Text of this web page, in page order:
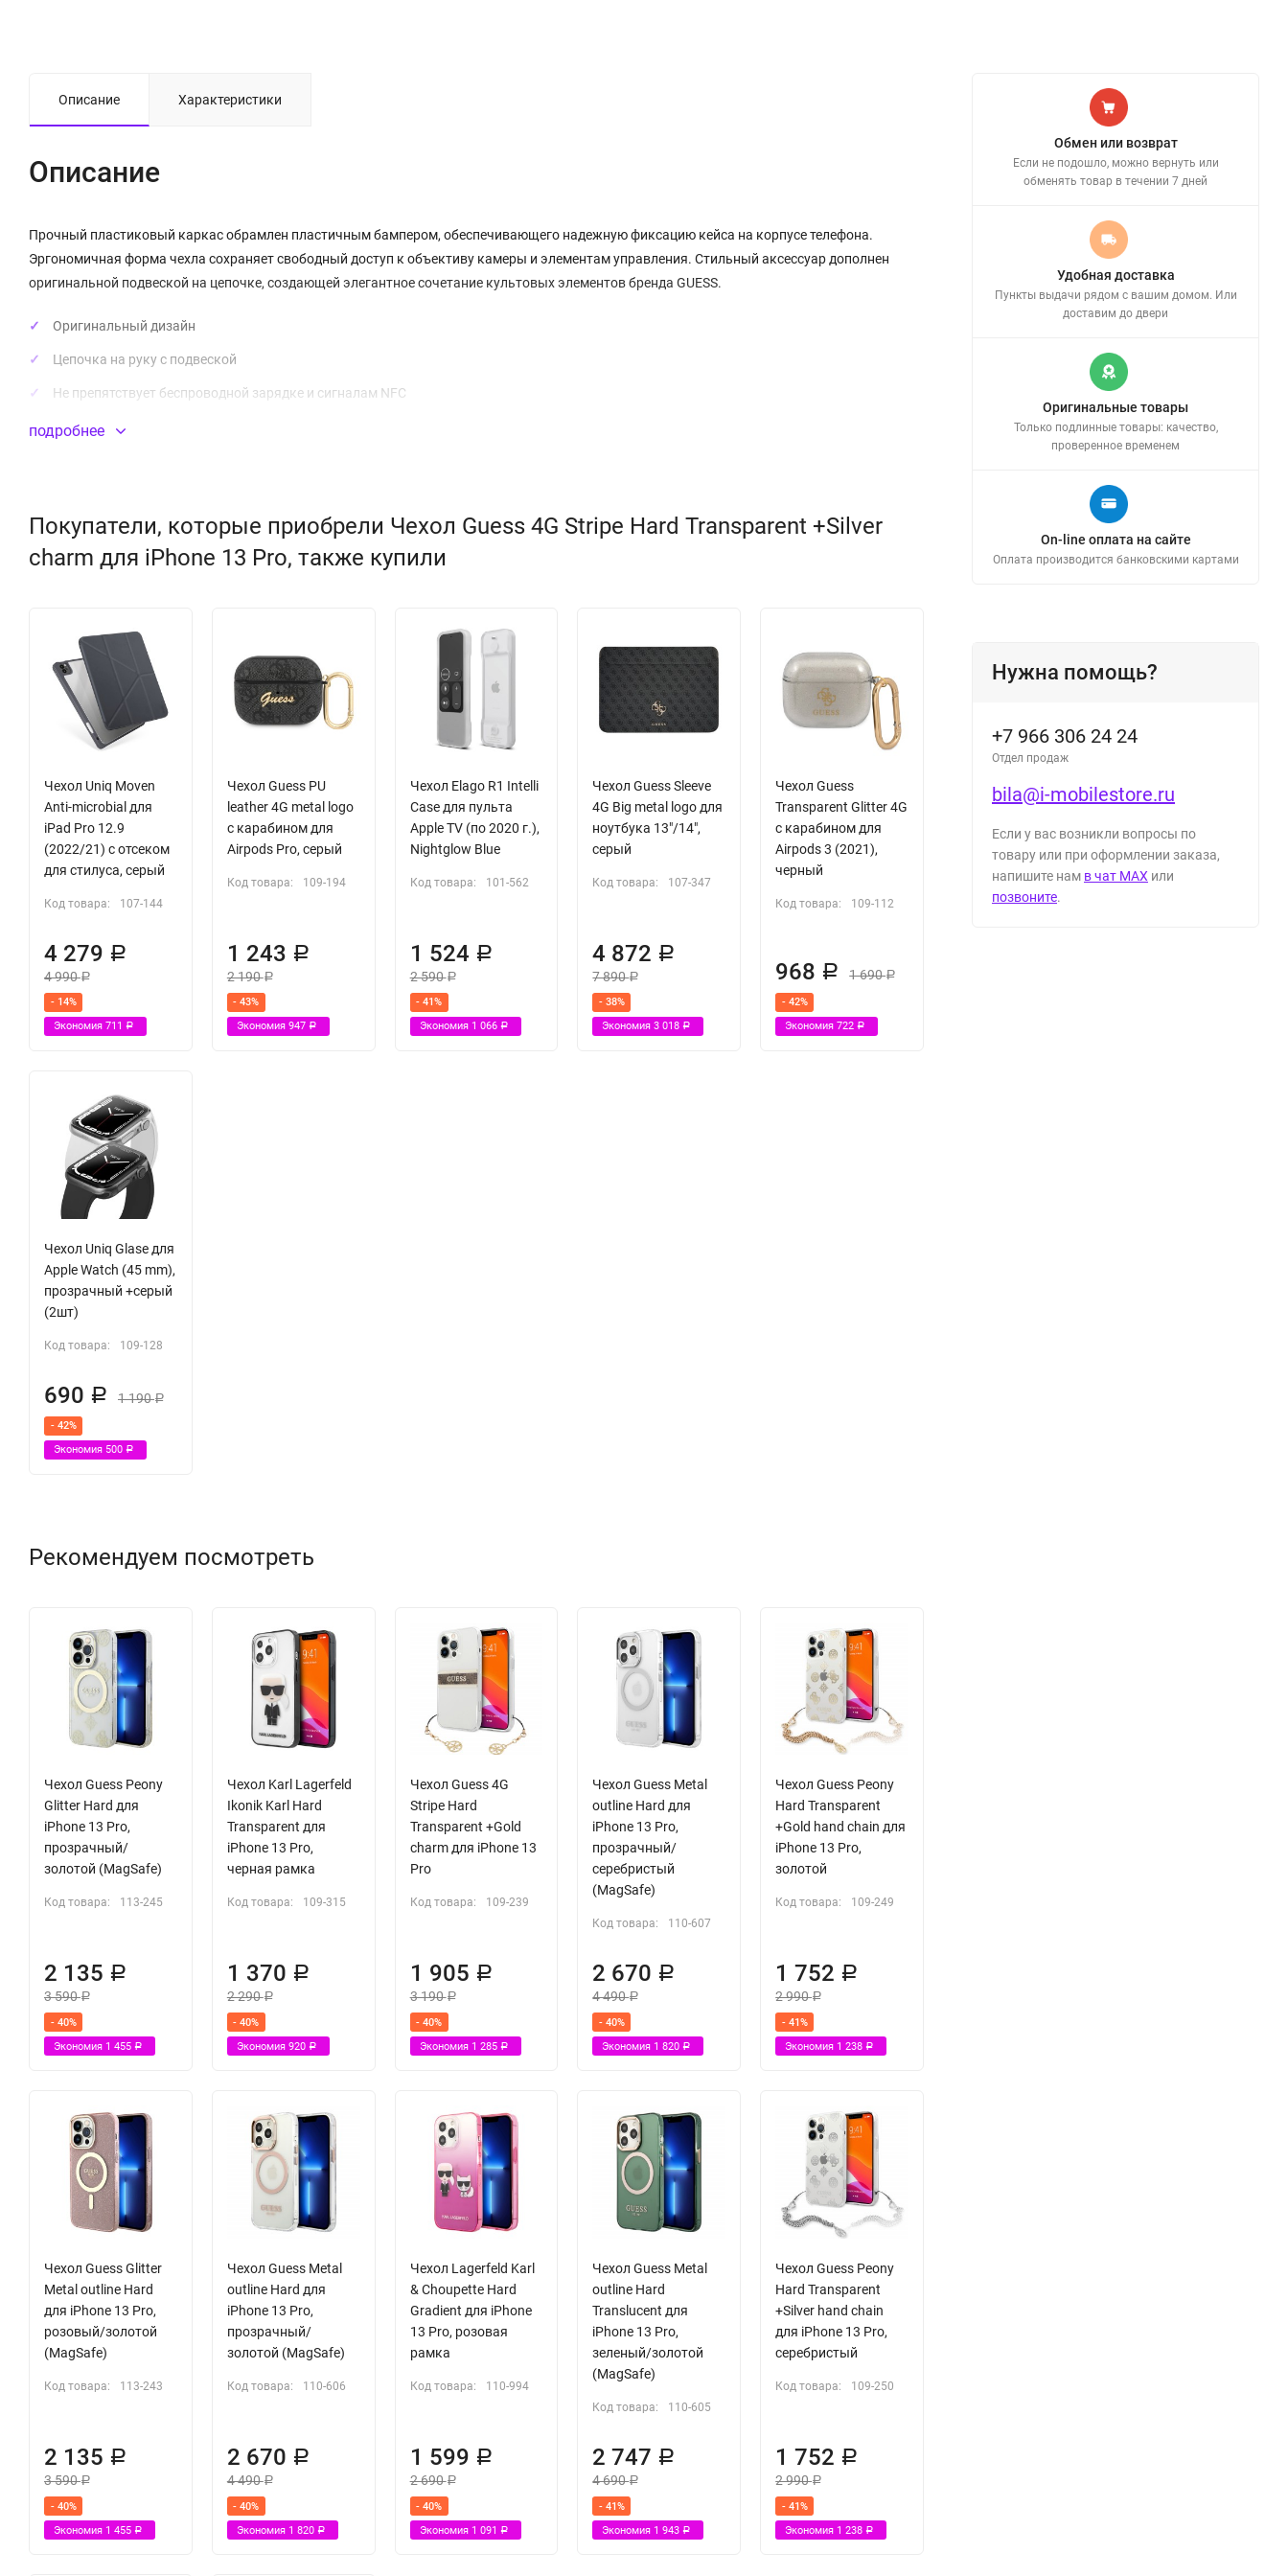
Описание Характеристики
Описание
Прочный пластиковый каркас обрамлен пластичным бампером, обеспечивающего надежную фиксацию кейса на корпусе телефона.
Эргономичная форма чехла сохраняет свободный доступ к объективу камеры и элементам управления. Стильный аксессуар дополнен
оригинальной подвеской на цепочке, создающей элегантное сочетание культовых элементов бренда GUESS.
Оригинальный дизайн
Цепочка на руку с подвеской
Не препятствует беспроводной зарядке и сигналам NFC
Материал: пластик
подробнее
Покупатели, которые приобрели Чехол Guess 4G Stripe Hard Transparent +Silver
charm для iPhone 13 Pro, также купили
Чехол Uniq Moven
Anti-microbial для
iPad Pro 12.9
(2022/21) с отсеком
для стилуса, серый
Код товара: 107-144
4 279 Р
4 990Р
- 14%
Экономия 711 Р
Чехол Guess PU
leather 4G metal logo
с карабином для
Airpods Pro, серый
Код товара: 109-194
1 243 Р
2 190Р
- 43%
Экономия 947 Р
Чехол Elago R1 Intelli
Case для пульта
Apple TV (по 2020 г.),
Nightglow Blue
Код товара: 101-562
1 524 Р
2 590Р
- 41%
Экономия 1 066 Р
Чехол Guess Sleeve
4G Big metal logo для
ноутбука 13"/14",
серый
Код товара: 107-347
4 872 Р
7 890Р
- 38%
Экономия3 018Р
Чехол Guess
Transparent Glitter 4G
с карабином для
Airpods 3 (2021),
черный
Код товара: 109-112
968 Р 1 690Р
- 42%
Экономия722Р
Чехол Uniq Glase для
Apple Watch (45 mm),
прозрачный +серый
(2шт)
Код товара: 109-128
690 Р 1 190Р
- 42%
Экономия 500 Р
Рекомендуем посмотреть
Чехол Guess Peony
Glitter Hard для
iPhone 13 Pro,
прозрачный/
золотой (MagSafe)
Код товара: 113-245
2 135 Р
3 590Р
- 40%
Экономия 1 455 Р
Чехол Karl Lagerfeld
Ikonik Karl Hard
Transparent для
iPhone 13 Pro,
черная рамка
Код товара: 109-315
1 370 Р
2 290Р
- 40%
Экономия 920 Р
Чехол Guess 4G
Stripe Hard
Transparent +Gold
charm для iPhone 13
Pro
Код товара: 109-239
1 905 Р
3 190Р
- 40%
Экономия 1 285 Р
Чехол Guess Metal
outline Hard для
iPhone 13 Pro,
прозрачный/
серебристый
(MagSafe)
Код товара: 110-607
2 670 Р
4 490Р
- 40%
Экономия 1 820Р
Чехол Guess Peony
Hard Transparent
+Gold hand chain для
iPhone 13 Pro,
золотой
Код товара: 109-249
1 752 Р
2 990Р
- 41%
Экономия 1 238Р
Чехол Guess Glitter
Metal outline Hard
для iPhone 13 Pro,
розовый/золотой
(MagSafe)
Код товара: 113-243
2 135 Р
3 590Р
- 40%
Экономия 1 455 Р
Чехол Guess Metal
outline Hard для
iPhone 13 Pro,
прозрачный/
золотой (MagSafe)
Код товара: 110-606
2 670 Р
4 490Р
- 40%
Экономия 1 820 Р
Чехол Lagerfeld Karl
& Choupette Hard
Gradient для iPhone
13 Pro, розовая
рамка
Код товара: 110-994
1 599 Р
2 690Р
- 40%
Экономия 1 091 Р
Чехол Guess Metal
outline Hard
Translucent для
iPhone 13 Pro,
зеленый/золотой
(MagSafe)
Код товара: 110-605
2 747 Р
4 690Р
- 41%
Экономия 1 943Р
Чехол Guess Peony
Hard Transparent
+Silver hand chain
для iPhone 13 Pro,
серебристый
Код товара: 109-250
1 752 Р
2 990Р
- 41%
Экономия 1 238Р
Обмен или возврат
Если не подошло, можно вернуть или
обменять товар в течении 7 дней
Удобная доставка
Пункты выдачи рядом с вашим домом. Или
доставим до двери
Оригинальные товары
Только подлинные товары: качество,
проверенное временем
On-line оплата на сайте
Оплата производится банковскими картами
Нужна помощь?
+7 966 306 24 24
Отдел продаж
bila@i-mobilestore.ru
Если у вас возникли вопросы по
товару или при оформлении заказа,
напишите нам в чат MAX или
позвоните.